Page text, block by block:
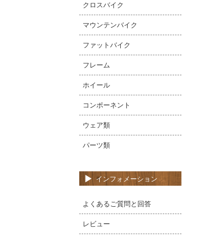
クロスバイク
マウンテンバイク
ファットバイク
フレーム
ホイール
コンポーネント
ウェア類
パーツ類
インフォメーション
よくあるご質問と回答
レビュー